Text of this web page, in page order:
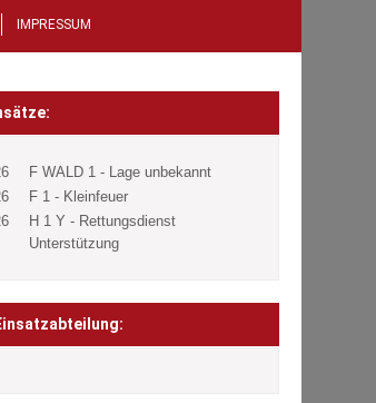
IMPRESSUM
F WALD 1 - Lage unbekannt
F 1 - Kleinfeuer
H 1 Y - Rettungsdienst
Unterstützung